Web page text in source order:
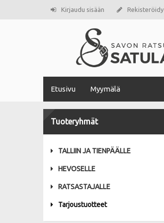
Kirjaudu sisään Rekisteröidy
Etusivu Myymälä
Tuoteryhmät
TALLIIN JA TIENPÄÄLLE
HEVOSELLE
RATSASTAJALLE
Tarjoustuotteet